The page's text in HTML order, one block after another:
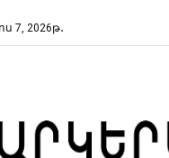
7, 2026թ․